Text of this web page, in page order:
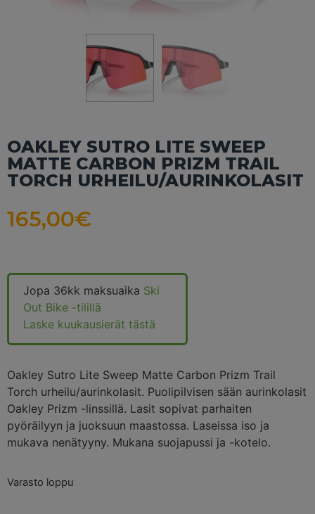
OAKLEY SUTRO LITE SWEEP
MATTE CARBON PRIZM TRAIL
TORCH URHEILU/AURINKOLASIT
165,00€
Jopa 36kk maksuaika Ski
Out Bike -tilillä
Laske kuukausierät tästä
Oakley Sutro Lite Sweep Matte Carbon Prizm Trail
Torch urheilu/aurinkolasit. Puolipilvisen sään aurinkolasit
Oakley Prizm -linssillä. Lasit sopivat parhaiten
pyöräilyyn ja juoksuun maastossa. Laseissa iso ja
mukava nenätyyny. Mukana suojapussi ja -kotelo.
Varasto loppu